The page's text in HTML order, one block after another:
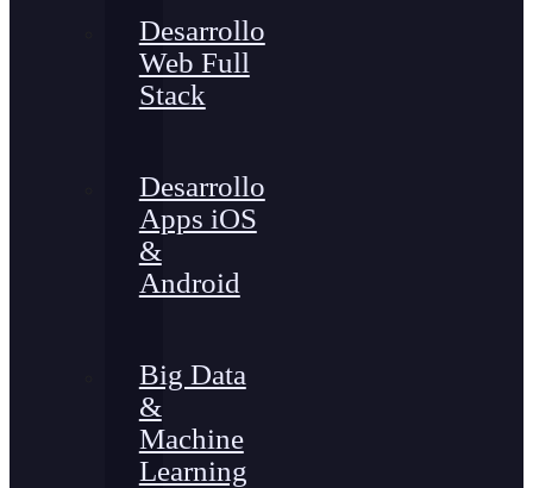
Desarrollo
Web Full
Stack
Desarrollo
Apps iOS
&
Android
Big Data
&
Machine
Learning